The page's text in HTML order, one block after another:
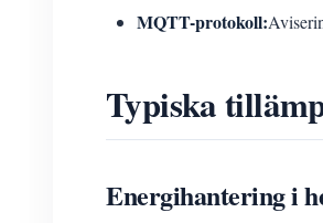
MQTT-protokoll:
Typiska
Energihantering i